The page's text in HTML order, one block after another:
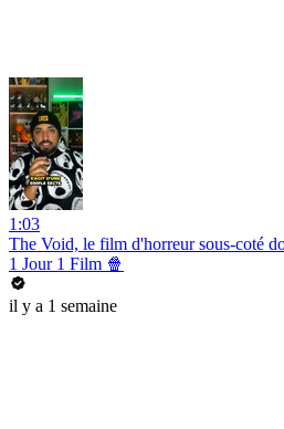
1:03
The Void, le film d'horreur sous-coté
1 Jour 1 Film 🍿
il y a 1 semaine